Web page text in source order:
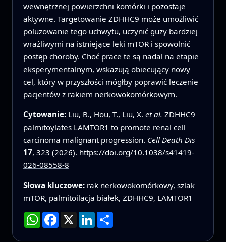
wewnętrznej powierzchni komórki i pozostaje
aktywne. Targetowanie ZDHHC9 może umożliwić
poluzowanie tego uchwytu, uczynić guzy bardziej
wrażliwymi na istniejące leki mTOR i spowolnić
postęp choroby. Choć prace te są nadal na etapie
eksperymentalnym, wskazują obiecujący nowy
cel, który w przyszłości mógłby poprawić leczenie
pacjentów z rakiem nerkowokomórkowym.
Cytowanie: Liu, B., Hou, T., Liu, X. et al. ZDHHC9
palmitoylates LAMTOR1 to promote renal cell
carcinoma malignant progression. Cell Death Dis
17, 323 (2026). https://doi.org/10.1038/s41419-
026-08558-8
Słowa kluczowe: rak nerkowokomórkowy, szlak
mTOR, palmitoilacja białek, ZDHHC9, LAMTOR1
WhatsApp
Facebook
X LinkedInPodziel
się